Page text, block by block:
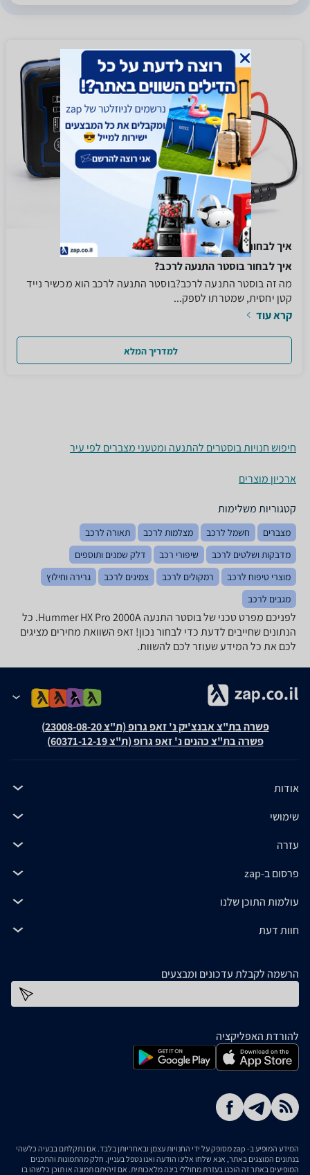
איך לבחור בוסטר התנעה לרכב?
איך לבחור בוסטר התנעה לרכב?
מה זה בוסטר התנעה לרכב?בוסטר התנעה לרכב הוא מכשיר נייד
קטן יחסית, שמטרתו לספק...
קרא עוד
למדריך המלא
חיפוש חנויות בוסטרים להתנעה ומטעני מצברים לפי עיר
ארכיון מוצרים
קטגוריות משלימות
מצברים חשמל לרכב מצלמות לרכב
תאורה לרכב
מדבקות ושלטים לרכב
שיפורי רכב
דלק שמנים ותוספים
מוצרי טיפוח לרכב
רמקולים לרכב צמיגים לרכב
גרירה וחילוץ
מגבים לרכב
לפניכם מפרט טכני של ‏בוסטר התנעה Hummer HX Pro 2000A. כל
הנתונים שחייבים לדעת כדי לבחור נכון! זאפ השוואת מחירים מציגים
לכם את כל המידע שעוזר לכם להשוות.
פשרה בת"צ אבנצ'יק נ' זאפ גרופ (ת"צ 23008-08-20)
פשרה בת"צ כהנים נ' זאפ גרופ (ת"צ 60371-12-19)
אודות
שימושי
עזרה
פרסום ב-zap
עולמות התוכן שלנו
חוות דעת
הרשמה לקבלת עדכונים ומבצעים
להורדת האפליקציה
המידע המופיע ב- zap מסופק על ידי החנויות עצמן ובאחריותן בלבד. אם נתקלתם בבעיה כלשהי
בנתונים המוצגים באתר, אנא שלחו אלינו הודעה ואנו נטפל בעניין. חלק מהתמונות והתכנים
המופיעים באתר זה הוכנו בעזרת מחוללי בינה מלאכותית. אם זיהיתם תמונה או תוכן כלשהו בו